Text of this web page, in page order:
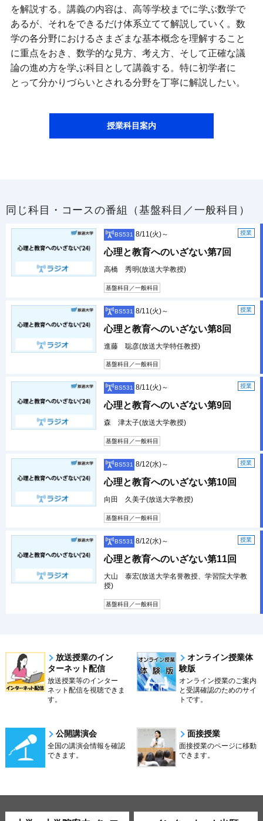
を解説する。講義の内容は、高等学校までに学ぶ数学で
あるが、それをできるだけ体系立てて解説していく。数
学の各分野におけるさまざまな基本概念を理解すること
に重点をおき、数学的な見方、考え方、そして正確な議
論の進め方を学ぶ科目として講義する。特に初学者に
とって分かりづらいとされる分野を丁寧に解説したい。
授業科目案内
同じ科目・コースの番組（基盤科目／一般科目）
BS531 授業
8/11(火)～
心理と教育へのいざない第7回
高橋 秀明(放送大学教授)
基盤科目／一般科目
BS531 授業
8/11(火)～
心理と教育へのいざない第8回
進藤 聡彦(放送大学特任教授)
基盤科目／一般科目
BS531 授業
8/11(火)～
心理と教育へのいざない第9回
森 津太子(放送大学教授)
基盤科目／一般科目
BS531 授業
8/12(水)～
心理と教育へのいざない第10回
向田 久美子(放送大学教授)
基盤科目／一般科目
BS531 授業
8/12(水)～
心理と教育へのいざない第11回
大山 泰宏(放送大学名誉教授、学習院大学教
授)
基盤科目／一般科目
放送授業のイン
ターネット配信
放送授業等のインター
ネット配信を視聴できま
す。
オンライン授業体
験版
オンライン授業のご案内
と受講確認のためのサイ
トです。
公開講演会
全国の講演会情報を確認
できます。
面接授業
面接授業のページに移動
できます。